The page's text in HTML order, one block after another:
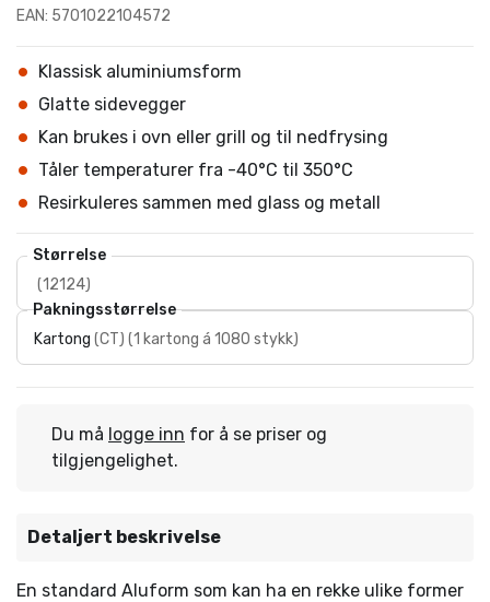
EAN: 5701022104572
Klassisk aluminiumsform
Glatte sidevegger
Kan brukes i ovn eller grill og til nedfrysing
Tåler temperaturer fra -40°C til 350°C
Resirkuleres sammen med glass og metall
Størrelse
(12124)
Pakningsstørrelse
Kartong (CT) (1 kartong á 1080 stykk)
Du må logge inn for å se priser og
tilgjengelighet.
Detaljert beskrivelse
En standard Aluform som kan ha en rekke ulike former